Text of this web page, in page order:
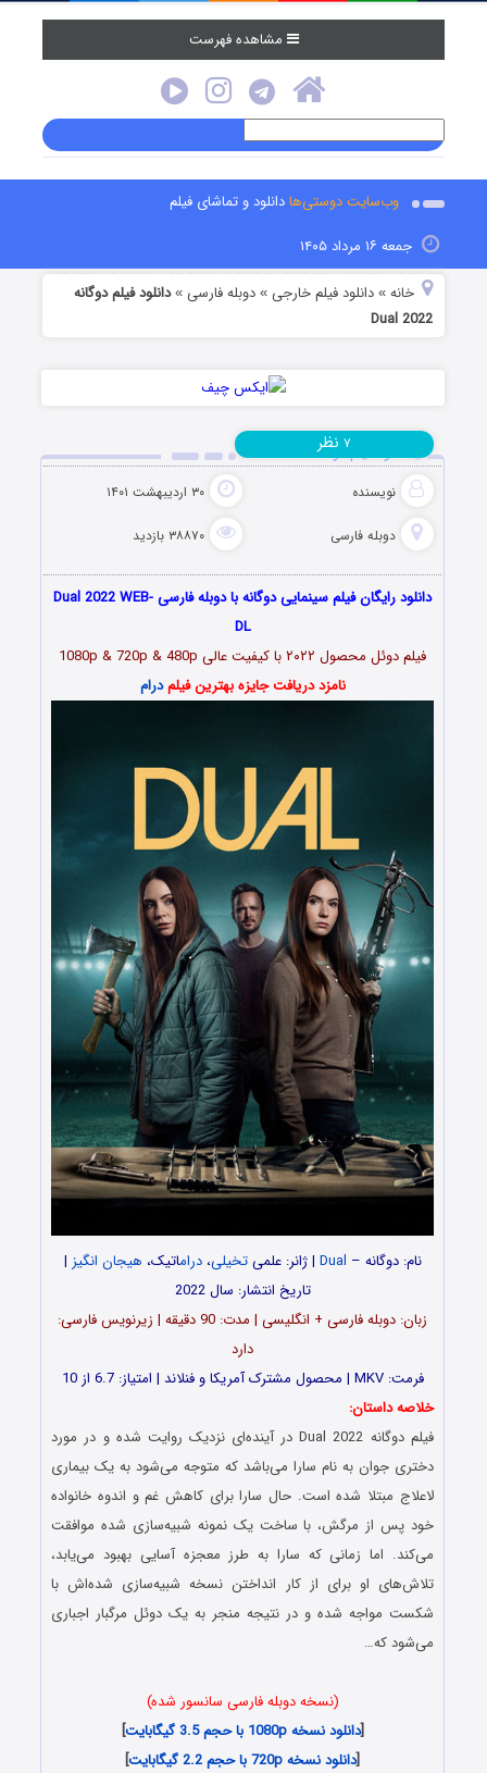
مشاهده فهرست
وب‌سایت دوستی‌هادانلود و تماشای فیلم
جمعه ۱۶ مرداد ۱۴۰۵
خانه »دانلود فیلم خارجی »دوبله فارسی »دانلود فیلم دوگانه
Dual 2022
دانلود فیلم دوگانه Dual 2022
نویسنده ۳۰ اردیبهشت ۱۴۰۱
دوبله فارسی ۳۸۸۷۰ بازدید
۷ نظر
دانلود رایگان فیلم سینمایی دوگانه با دوبله فارسی Dual 2022 WEB-
DL
فیلم دوئل محصول ۲۰۲۲ با کیفیت عالی 1080p & 720p & 480p
نامزد دریافت جایزه بهترین فیلمدرام
نام: دوگانه – Dual | ژانر: علمیتخیلی،دراماتیک، هیجان انگیز |
تاریخ انتشار: سال 2022
زبان: دوبله فارسی + انگلیسی | مدت‌: 90 دقیقه | زیرنویس فارسی:
دارد
فرمت: MKV | محصول مشترک آمریکا و فنلاند | امتیاز: 6.7 از 10
خلاصه داستان:
فیلم دوگانه Dual 2022 در آینده‌ای نزدیک روایت شده و در مورد
دختری جوان به نام سارا می‌باشد که متوجه می‌شود به یک بیماری
لاعلاج مبتلا شده است. حال سارا برای کاهش غم و اندوه خانواده‌
خود پس از مرگش، با ساخت یک نمونه شبیه‌سازی شده موافقت
می‌کند. اما زمانی که سارا به طرز معجزه آسایی بهبود می‌یابد،
تلاش‌های او برای از کار انداختن نسخه شبیه‌سازی شده‌اش با
شکست مواجه شده و در نتیجه منجر به یک دوئل مرگبار اجباری
می‌شود که…
(نسخه دوبله فارسی سانسور شده)
[دانلود نسخه 1080p با حجم 3.5 گیگابایت
]
[دانلود نسخه 720p با حجم 2.2 گیگابایت
]